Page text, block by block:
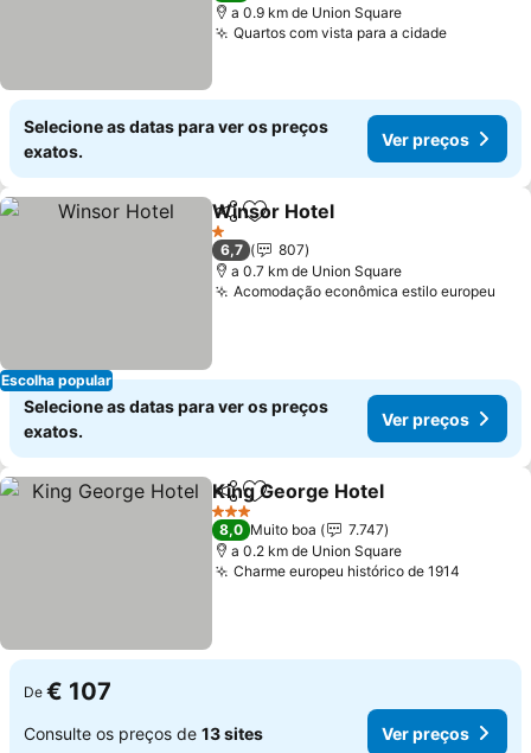
a 0.9 km de Union Square
Quartos com vista para a cidadeVer
Selecione as datas para ver os preços
exatos.
Ver preços
Escolha popular
PartilharAdicionar aos favoritos
Winsor Hotel
1 Estrelas
6,7
807
a 0.7 km de Union Square
Acomodação econômica estilo europeu
Selecione as datas para ver os preços
exatos.
Ver preços
PartilharAdicionar aos favoritos
King George Hotel
3 Estrelas
8,0 Muito boa
7.747
a 0.2 km de Union Square
Charme europeu histórico de 1914
De € 107
Consulte os preços de 13 sites Ver preços